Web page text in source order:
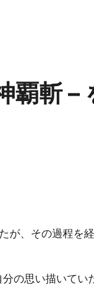
覇斬 –
、その過程を
の思い描いてい